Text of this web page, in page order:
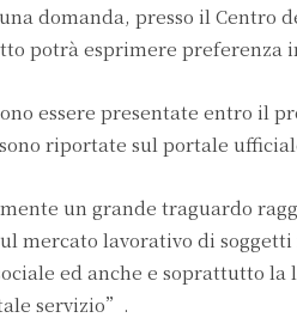
domanda, presso il Centro
potrà esprimere
essere presentate entro il
riportate sul portale
un grande traguardo
mercato lavorativo di
ed anche e soprattutto
servizio”.